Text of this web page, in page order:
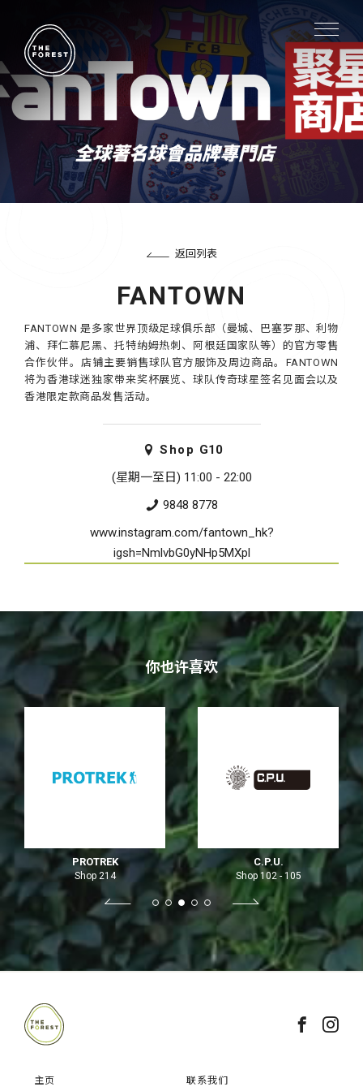
返回列表
FANTOWN
FANTOWN 是多家世界顶级足球俱乐部（曼城、巴塞罗那、利物
浦、拜仁慕尼黑、托特纳姆热刺、阿根廷国家队等）的官方零售
合作伙伴。店铺主要销售球队官方服饰及周边商品。FANTOWN
将为香港球迷独家带来奖杯展览、球队传奇球星签名见面会以及
香港限定款商品发售活动。
Shop G10
(星期一至日) 11:00 - 22:00
9848 8778
www.instagram.com/fantown_hk?
igsh=NmlvbG0yNHp5MXpl
你也许喜欢
PROTREK
Shop 214
C.P.U.
Shop 102 - 105
主页 联系我们